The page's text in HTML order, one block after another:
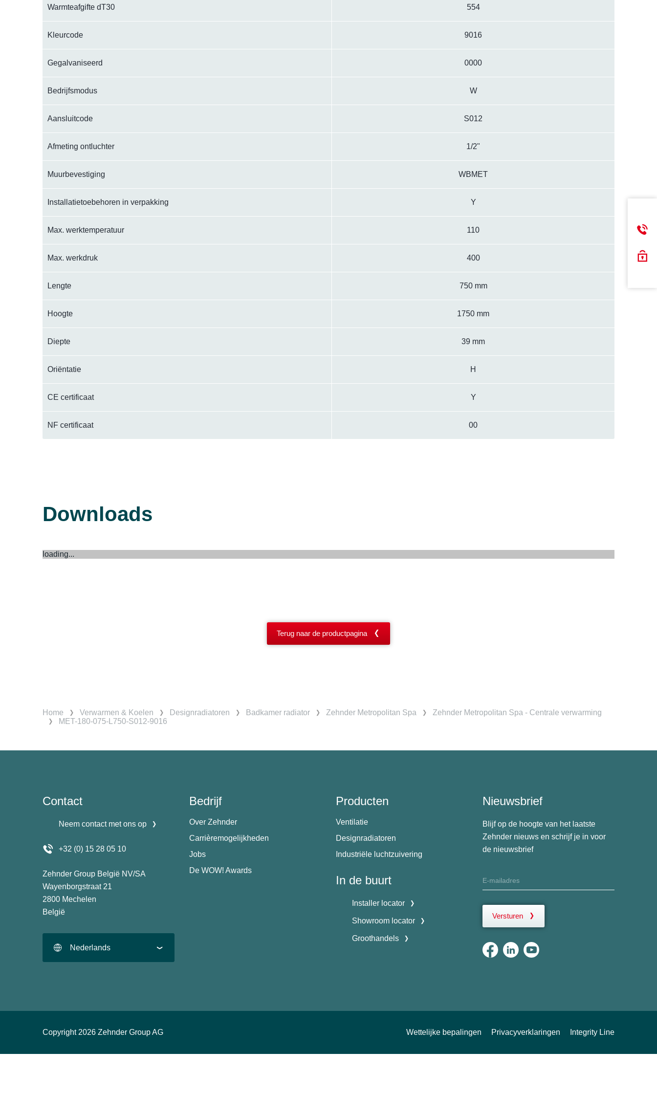
Warmteafgifte dT30 554
Kleurcode 9016
Gegalvaniseerd 0000
Bedrijfsmodus W
Aansluitcode S012
Afmeting ontluchter 1/2"
Muurbevestiging WBMET
Installatietoebehoren in verpakking Y
Max. werktemperatuur 110
Max. werkdruk 400
Lengte 750 mm
Hoogte 1750 mm
Diepte 39 mm
Oriëntatie H
CE certificaat Y
NF certificaat 00
Downloads
loading...
Terug naar de productpagina
Home Verwarmen & Koelen Designradiatoren Badkamer radiator Zehnder Metropolitan Spa
Zehnder Metropolitan Spa - Centrale verwarming
MET-180-075-L750-S012-9016
Contact
Neem contact met ons op
+32 (0) 15 28 05 10
Zehnder Group België NV/SA
Wayenborgstraat 21
2800 Mechelen
België
Nederlands
Bedrijf
Over Zehnder
Carrièremogelijkheden
Jobs
De WOW! Awards
Producten
Ventilatie
Designradiatoren
Industriële luchtzuivering
In de buurt
Installer locator
Showroom locator
Groothandels
Nieuwsbrief
Blijf op de hoogte van het laatste
Zehnder nieuws en schrijf je in voor
de nieuwsbrief
Versturen
Copyright 2026 Zehnder Group AG Wettelijke bepalingen Privacyverklaringen Integrity Line